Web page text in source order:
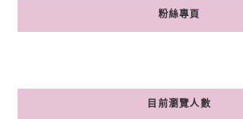
粉絲專頁
目前瀏覽人數